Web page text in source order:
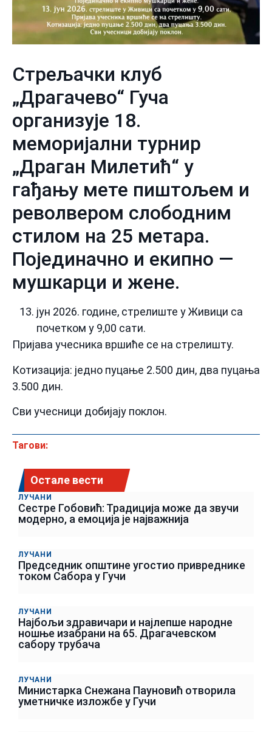
Стрељачки клуб
„Драгачево“ Гуча
организује 18.
меморијални турнир
„Драган Милетић“ у
гађању мете пиштољем и
револвером слободним
стилом на 25 метара.
Појединачно и екипно —
мушкарци и жене.
јун 2026. године, стрелиште у Живици са
почетком у 9,00 сати.
Пријава учесника вршиће се на стрелишту.
Котизација: једно пуцање 2.500 дин, два пуцања
3.500 дин.
Сви учесници добијају поклон.
Тагови:
Остале вести
ЛУЧАНИ
Сестре Гобовић: Традиција може да звучи
модерно, а емоција је најважнија
ЛУЧАНИ
Председник општине угостио привреднике
током Сабора у Гучи
ЛУЧАНИ
Најбољи здравичари и најлепше народне
ношње изабрани на 65. Драгачевском
сабору трубача
ЛУЧАНИ
Министарка Снежана Пауновић отворила
уметничке изложбе у Гучи